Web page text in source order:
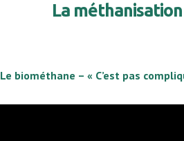
La
Le biométhane – « C’est pas